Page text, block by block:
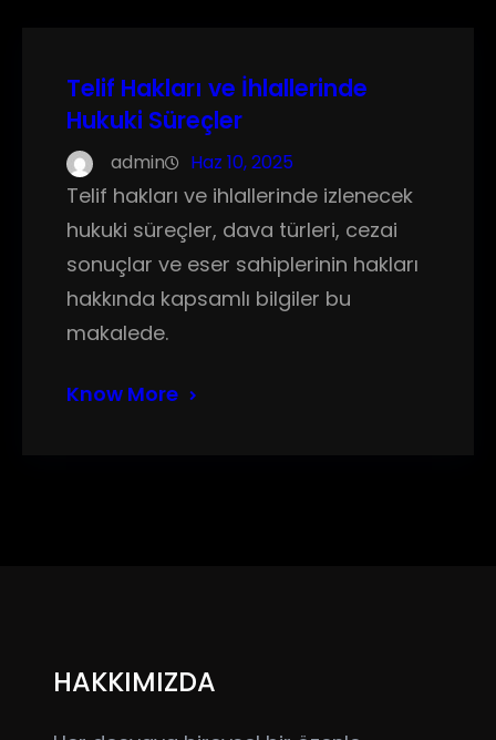
Telif Hakları ve İhlallerinde
Hukuki Süreçler
admin Haz 10, 2025
Telif hakları ve ihlallerinde izlenecek
hukuki süreçler, dava türleri, cezai
sonuçlar ve eser sahiplerinin hakları
hakkında kapsamlı bilgiler bu
makalede.
Know More
HAKKIMIZDA